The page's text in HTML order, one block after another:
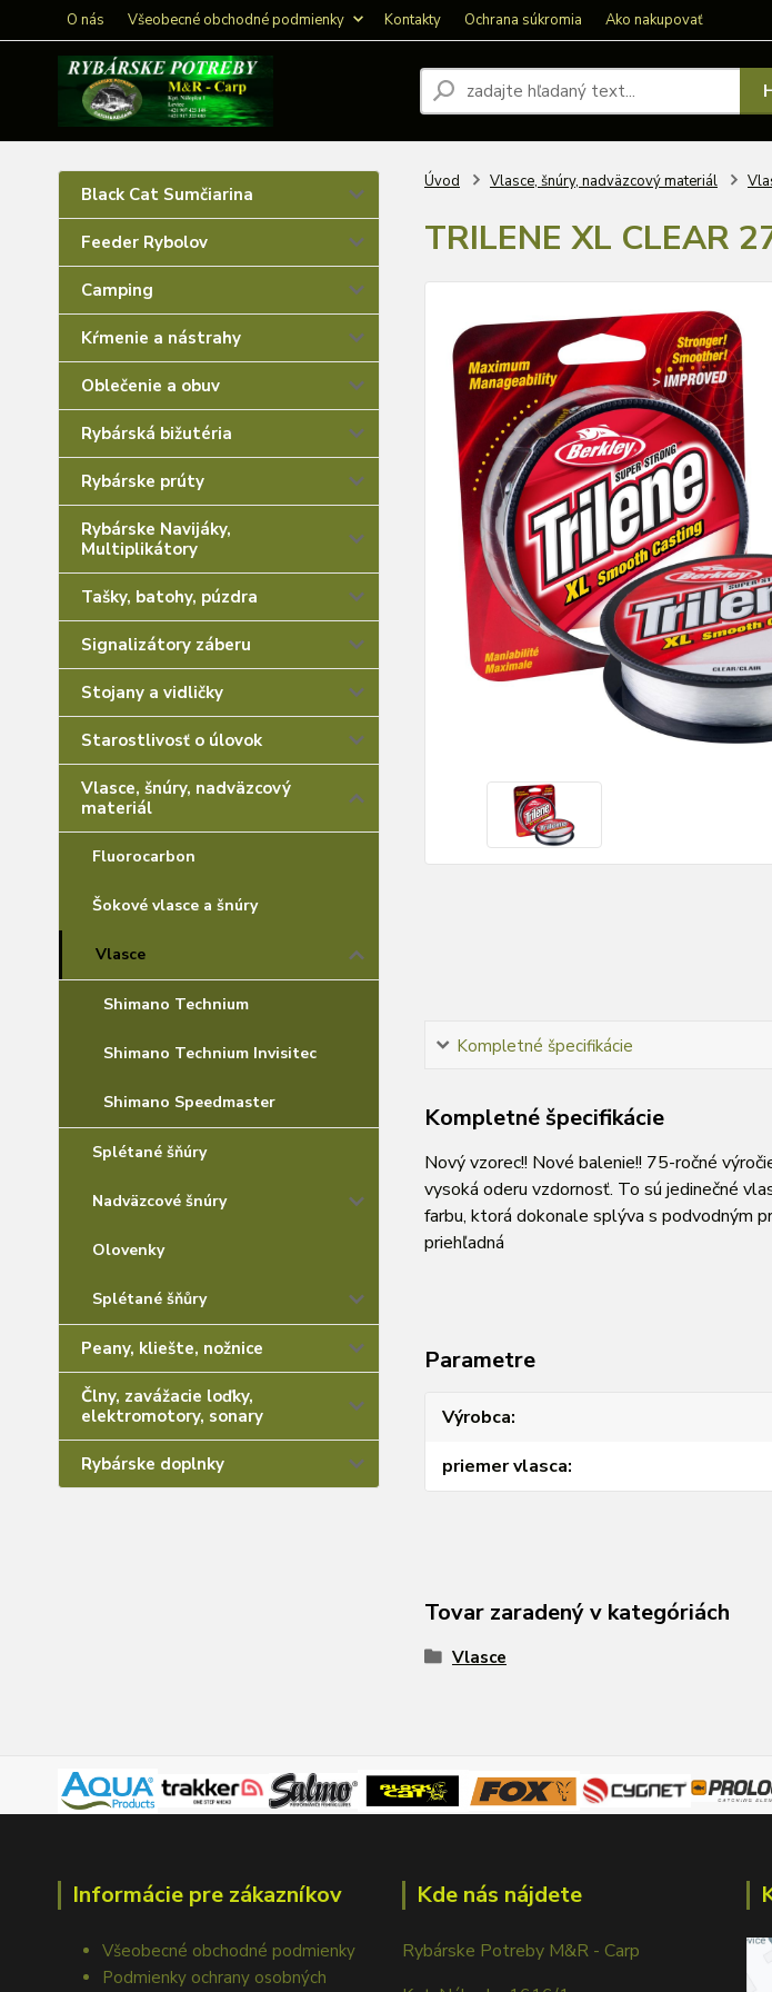
O nás Všeobecné obchodné podmienky Kontakty Ochrana súkromia Ako nakupovať
Black Cat Sumčiarina
Feeder Rybolov
Camping
Kŕmenie a nástrahy
Oblečenie a obuv
Rybárská bižutéria
Rybárske prúty
Rybárske Navijáky,
Multiplikátory
Tašky, batohy, púzdra
Signalizátory záberu
Stojany a vidličky
Starostlivosť o úlovok
Vlasce, šnúry, nadväzcový
materiál
Fluorocarbon
Šokové vlasce a šnúry
Vlasce
Shimano Technium
Shimano Technium Invisitec
Shimano Speedmaster
Splétané šňúry
Nadväzcové šnúry
Olovenky
Splétané šňůry
Peany, kliešte, nožnice
Člny, zavážacie loďky,
elektromotory, sonary
Rybárske doplnky
Úvod Vlasce, šnúry, nadväzcový materiál
TRILENE XL CLEAR
Kompletné špecifikácie
Kompletné špecifikácie
Nový vzorec!! Nové balenie!! 75-ročné
vysoká oderu vzdornosť. To sú jedinečné
farbu, ktorá dokonale splýva s podvodným
priehľadná
Parametre
Výrobca
priemer vlasca
Tovar zaradený v kategóriách
Vlasce
Informácie pre zákazníkov
Všeobecné obchodné podmienky
Podmienky ochrany osobných
Kde nás nájdete
Rybárske Potreby M&R - Carp